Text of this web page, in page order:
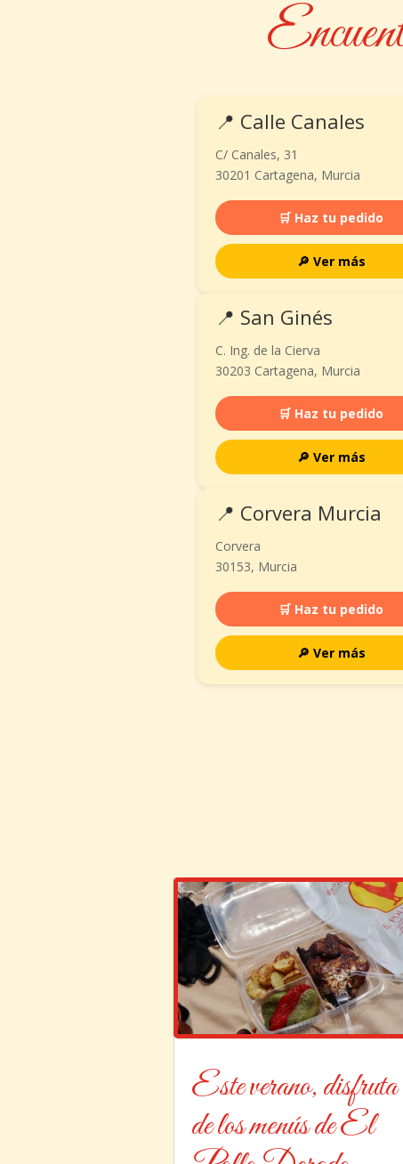
📍 Calle Canales
C/ Canales, 31
30201 Cartagena, Murcia
🛒 Haz tu pedido
🔎 Ver más
📍 San Ginés
C. Ing. de la Cierva
30203 Cartagena, Murcia
🛒 Haz tu pedido
🔎 Ver más
📍 Corvera Murcia
Corvera
30153, Murcia
🛒 Haz tu pedido
🔎 Ver más
Este verano, disfruta
de los menús de El